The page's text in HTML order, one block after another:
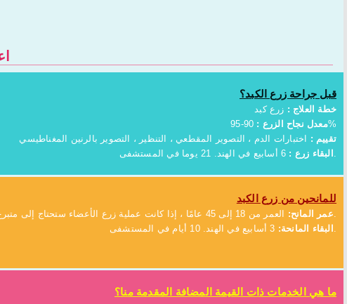
قبل جراحة زرع الكبد؟
خطة العلاج : زرع كبد
معدل نجاح الزرع :90-95%
تقييم : اختبارات الدم ، التصوير المقطعي ، التنظير ، التصوير بالرنين المغناطيسي
البقاء زرع :
للمانحين من زرع الكبد
عمر المانح:
البقاء المانحة:
ما هي الخدمات ذات القيمة المضافة المقدمة منا؟